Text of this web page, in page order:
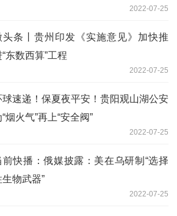
2022-07-25
头条丨贵州印发《实施意见》加快推
“东数西算”工程
2022-07-25
球速递！保夏夜平安！贵阳观山湖公安
“烟火气”再上“安全阀”
2022-07-25
前快播：俄媒披露：美在乌研制“选择
生物武器”
2022-07-25